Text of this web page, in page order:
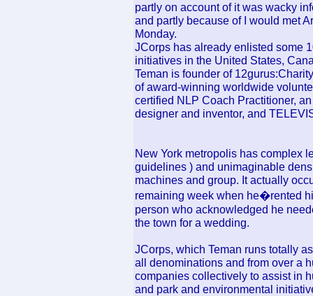
partly on account of it was wacky
and partly because of I would met
Monday.
JCorps has already enlisted some
initiatives in the United States,
Teman is founder of
of award-winning worldwide
certified NLP Coach Practitioner,
designer and inventor, and
New York metropolis has complex
guidelines ) and unimaginable
machines and group. It actually
remaining week when he�rented
person who acknowledged he
the town for a wedding.
JCorps, which Teman runs totally
all denominations and from over a
companies collectively to assist in
and park and environmental